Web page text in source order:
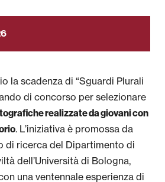
la scadenza di “Sguardi Plurali
di concorso per selezionare
realizzate da giovani con
. L’iniziativa è promossa da
di ricerca del Dipartimento di
dell’Università di Bologna,
una ventennale esperienza di